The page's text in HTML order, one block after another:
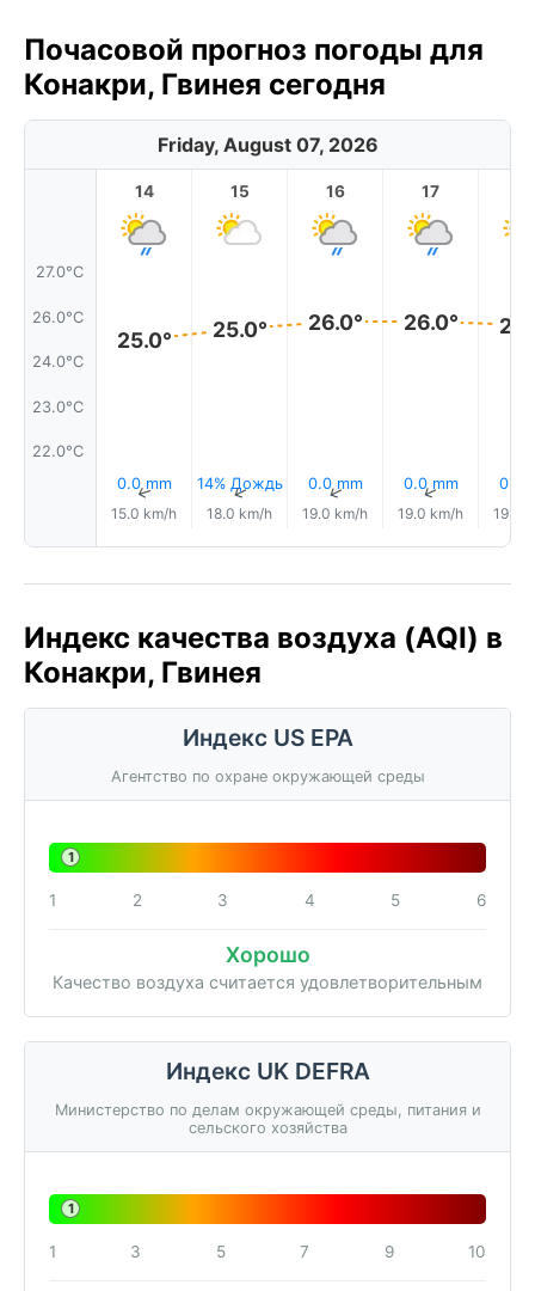
Почасовой прогноз погоды для
Конакри, Гвинея сегодня
Friday, August 07, 2026
27.0°C
26.0°C
24.0°C
23.0°C
22.0°C
14
25.0°
0.0 mm
↑
15.0 km/h
15
25.0°
14% Дождь
↑
18.0 km/h
16
26.0°
0.0 mm
↑
19.0 km/h
17
26.0°
0.0 mm
↑
19.0 km/h
0.0
19.0
Индекс качества воздуха (AQI) в
Конакри, Гвинея
Индекс US EPA
Агентство по охране окружающей среды
1
1 2 3 4 5 6
Хорошо
Качество воздуха считается удовлетворительным
Индекс UK DEFRA
Министерство по делам окружающей среды, питания и
сельского хозяйства
1
1 3 5 7 9 10